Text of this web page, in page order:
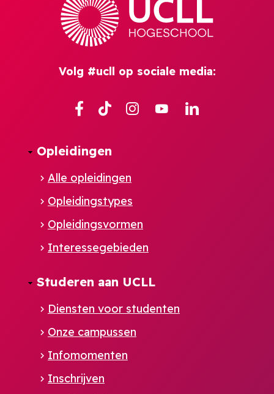
Volg #ucll op sociale media:
Facebook
TikTok Instagram
YouTube
Opleidingen
Alle opleidingen
Opleidingstypes
Opleidingsvormen
Interessegebieden
Studeren aan UCLL
Diensten voor studenten
Onze campussen
Infomomenten
Inschrijven